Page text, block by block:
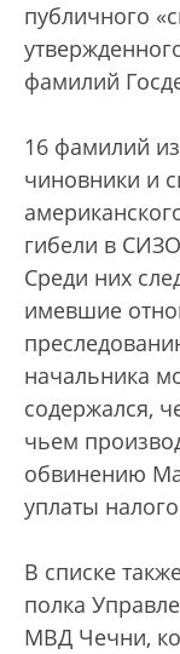
публичного
фамилий
16 фамилий
чиновники и
гибели в
Среди них
имевшие
начальника
содержался,
чьем
обвинению
уплаты
В списке
полка
МВД Чечни,